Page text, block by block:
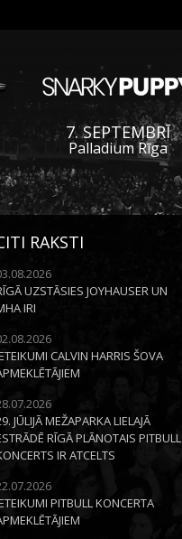
7. SEPTEMBRĪ
Palladium Rīga
RAKSTI
UZSTĀSIES JOYHAUSER UN
IRI
CALVIN HARRIS ŠOVA
JŪLIJĀ MEŽAPARKA LIELAJĀ
RĪGĀ PLĀNOTAIS PITBULL
IR ATCELTS
PITBULL KONCERTA